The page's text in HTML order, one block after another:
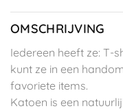
OMSCHRIJVING
Iedereen heeft ze: T-
kunt ze in een
favoriete items.
Katoen is een